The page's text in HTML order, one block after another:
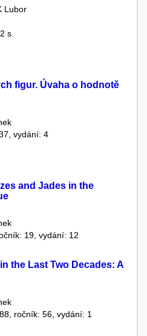
Lubor
s.
figur. Úvaha o hodnotě
vydání: 4
and Jades in the
19, vydání: 12
the Last Two Decades: A
ročník: 56, vydání: 1